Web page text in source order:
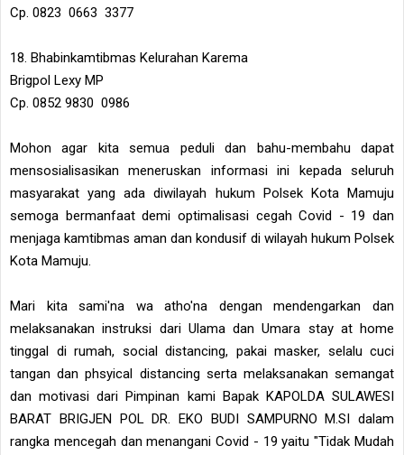
Cp. 0823 0663 3377
18. Bhabinkamtibmas Kelurahan Karema
Brigpol Lexy MP
Cp. 0852 9830 0986
Mohon agar kita semua peduli dan bahu-membahu dapat
mensosialisasikan meneruskan informasi ini kepada seluruh
masyarakat yang ada diwilayah hukum Polsek Kota Mamuju
semoga bermanfaat demi optimalisasi cegah Covid - 19 dan
menjaga kamtibmas aman dan kondusif di wilayah hukum Polsek
Kota Mamuju.
Mari kita sami'na wa atho'na dengan mendengarkan dan
melaksanakan instruksi dari Ulama dan Umara stay at home
tinggal di rumah, social distancing, pakai masker, selalu cuci
tangan dan phsyical distancing serta melaksanakan semangat
dan motivasi dari Pimpinan kami Bapak KAPOLDA SULAWESI
BARAT BRIGJEN POL DR. EKO BUDI SAMPURNO M.SI dalam
rangka mencegah dan menangani Covid - 19 yaitu "Tidak Mudah